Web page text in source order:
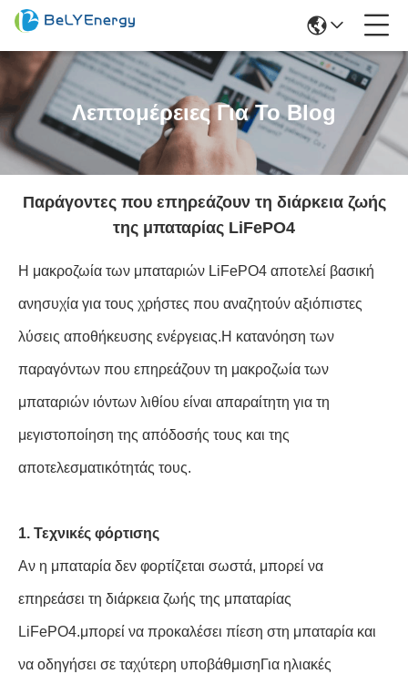
Λεπτομέρειες Για Το Blog
Παράγοντες που επηρεάζουν τη διάρκεια ζωής
της μπαταρίας LiFePO4
Η μακροζωία των μπαταριών LiFePO4 αποτελεί βασική
ανησυχία για τους χρήστες που αναζητούν αξιόπιστες
λύσεις αποθήκευσης ενέργειας.Η κατανόηση των
παραγόντων που επηρεάζουν τη μακροζωία των
μπαταριών ιόντων λιθίου είναι απαραίτητη για τη
μεγιστοποίηση της απόδοσής τους και της
αποτελεσματικότητάς τους.
1. Τεχνικές φόρτισης
Αν η μπαταρία δεν φορτίζεται σωστά, μπορεί να
επηρεάσει τη διάρκεια ζωής της μπαταρίας
LiFePO4.μπορεί να προκαλέσει πίεση στη μπαταρία και
να οδηγήσει σε ταχύτερη υποβάθμισηΓια ηλιακές